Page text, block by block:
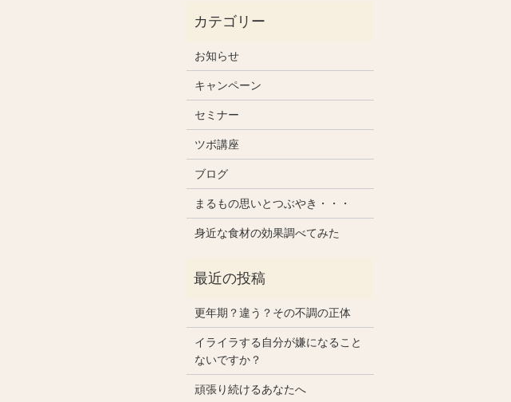
お知らせ
キャンペーン
セミナー
ツボ講座
ブログ
まるもの思いとつぶやき・・・
身近な食材の効果調べてみた
更年期？違う？その不調の正体
イライラする自分が嫌になること
ないですか？
頑張り続けるあなたへ